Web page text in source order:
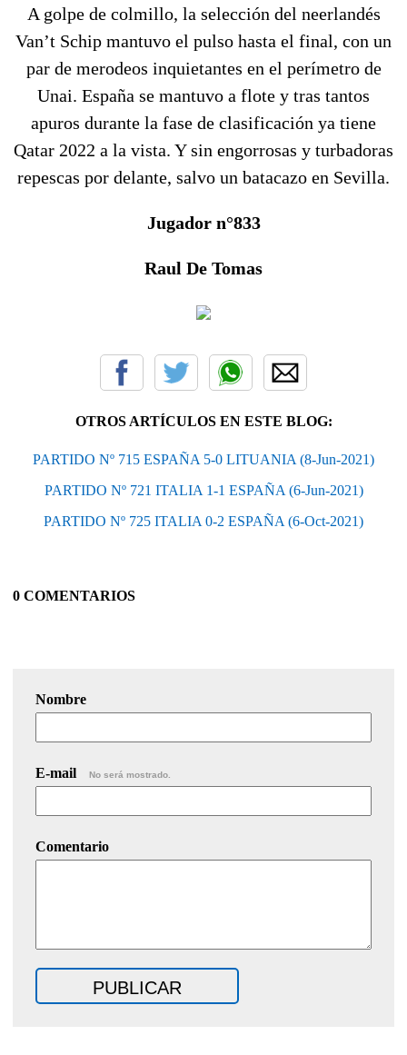
A golpe de colmillo, la selección del neerlandés
Van’t Schip mantuvo el pulso hasta el final, con un
par de merodeos inquietantes en el perímetro de
Unai. España se mantuvo a flote y tras tantos
apuros durante la fase de clasificación ya tiene
Qatar 2022 a la vista. Y sin engorrosas y turbadoras
repescas por delante, salvo un batacazo en Sevilla.
Jugador n°833
Raul De Tomas
OTROS ARTÍCULOS EN ESTE BLOG:
PARTIDO Nº 715 ESPAÑA 5-0 LITUANIA (8-Jun-2021)
PARTIDO Nº 721 ITALIA 1-1 ESPAÑA (6-Jun-2021)
PARTIDO Nº 725 ITALIA 0-2 ESPAÑA (6-Oct-2021)
0 COMENTARIOS
Nombre
E-mail No será mostrado.
Comentario